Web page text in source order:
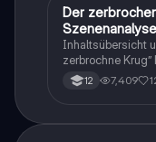
Deutsch
Der
Q1/Q2/Abitur
Inhaltsübersicht
zerbrochne
12 7,409